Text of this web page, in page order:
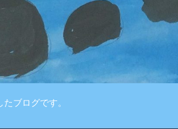
ブログです。